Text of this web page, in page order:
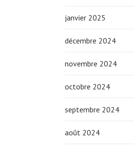
janvier 2025
décembre 2024
novembre 2024
octobre 2024
septembre 2024
août 2024